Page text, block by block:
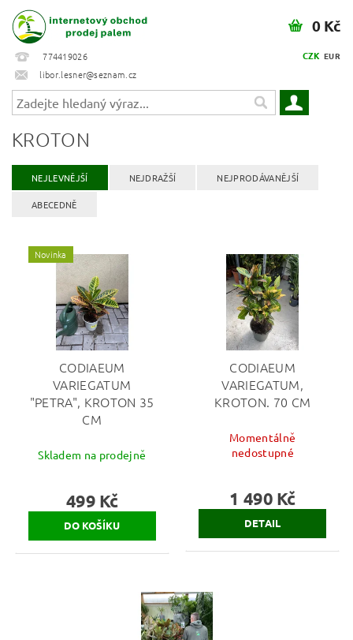
774419026
libor.lesner@seznam.cz
CZK EUR
0 Kč
KROTON
NEJLEVNĚJŠÍ NEJDRAŽŠÍ NEJPRODÁVANĚJŠÍ
ABECEDNĚ
Novinka
CODIAEUM
VARIEGATUM
"PETRA", KROTON 35
CM
Skladem na prodejně
499 Kč
CODIAEUM
VARIEGATUM,
KROTON. 70 CM
Momentálně
nedostupné
1 490 Kč
DETAIL